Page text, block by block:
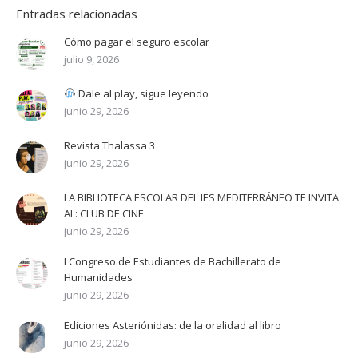
Entradas relacionadas
Cómo pagar el seguro escolar
julio 9, 2026
Dale al play, sigue leyendo
junio 29, 2026
Revista Thalassa 3
junio 29, 2026
LA BIBLIOTECA ESCOLAR DEL IES MEDITERRÁNEO TE INVITA
AL: CLUB DE CINE
junio 29, 2026
I Congreso de Estudiantes de Bachillerato de
Humanidades
junio 29, 2026
Ediciones Asteriónidas: de la oralidad al libro
junio 29, 2026